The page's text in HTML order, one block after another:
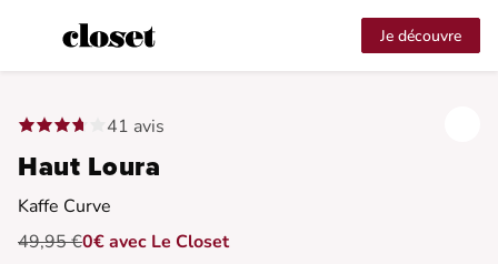
Je découvre
41 avis
Haut Loura
Kaffe Curve
49,95 €0€ avec Le Closet